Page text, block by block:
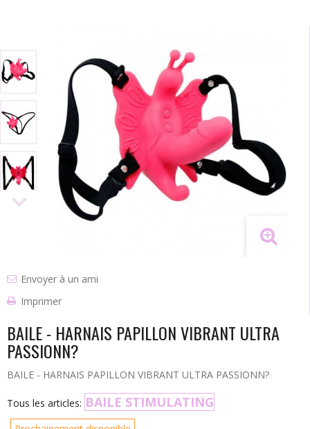
Envoyer à un ami
Imprimer
BAILE - HARNAIS PAPILLON VIBRANT ULTRA
PASSIONN?
BAILE - HARNAIS PAPILLON VIBRANT ULTRA PASSIONN?
Tous les articles: BAILE STIMULATING